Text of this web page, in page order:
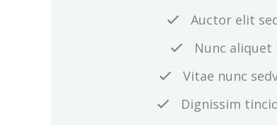
Auctor elit
Nunc
Vitae nunc
Dignissim